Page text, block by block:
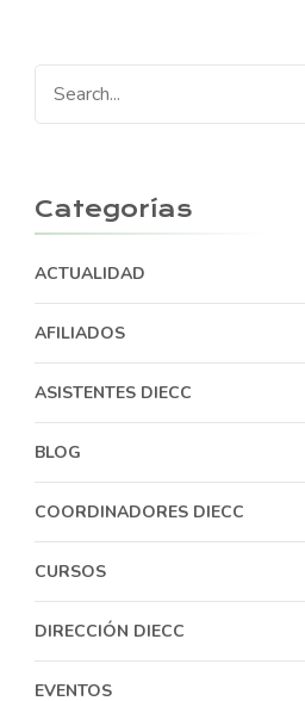
Search
for:
Categorías
ACTUALIDAD
AFILIADOS
ASISTENTES DIECC
BLOG
COORDINADORES DIECC
CURSOS
DIRECCIÓN DIECC
EVENTOS